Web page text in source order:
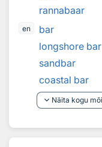
rannabaar
en
bar
longshore bar
sandbar
coastal bar
keyboard_arrow_down Näita kogu